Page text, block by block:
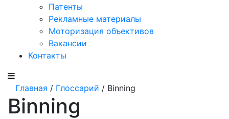
Патенты
Рекламные материалы
Моторизация объективов
Вакансии
Контакты
Главная / Глоссарий / Binning
Binning